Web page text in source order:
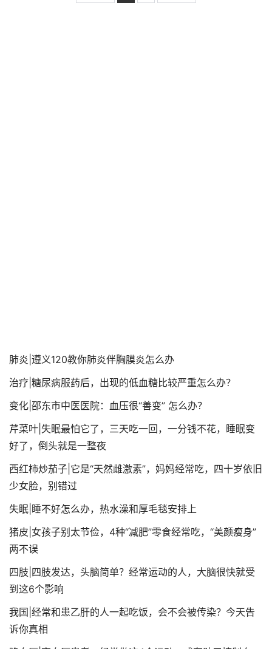
肺炎|遵义120教你肺炎伴胸膜炎怎么办
治疗|糖尿病服药后，出现的低血糖比较严重怎么办？
变化|邵东市中医医院：血压很“善变” 怎么办？
芹菜叶|失眠最怕它了，三天吃一回，一分钱不花，睡眠变
好了，倒头就是一整夜
西红柿炒茄子|它是“天然雌激素”，妈妈经常吃，四十岁依旧
少女脸，别错过
失眠|睡不好怎么办，热水澡和厚毛毯安排上
猪皮|女孩子别太节俭，4种“减肥”零食经常吃，“美颜瘦身”
两不误
四肢|四肢发达，头脑简单？经常运动的人，大脑很快就受
到这6个影响
我国|经常和患乙肝的人一起吃饭，会不会被传染？今天告
诉你真相